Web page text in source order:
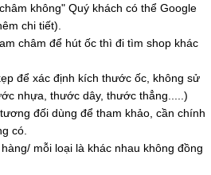
không" Quý khách có thể Google
chi tiết).
châm để hút ốc thì đi tìm shop khác
để xác định kích thước ốc, không sử
nhựa, thước dây, thước thẳng.....)
đối dùng để tham khảo, cần chính
có.
mỗi loại là khác nhau không đồng